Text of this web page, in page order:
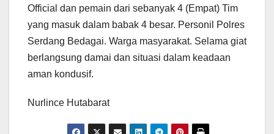
Official dan pemain dari sebanyak 4 (Empat) Tim
yang masuk dalam babak 4 besar. Personil Polres
Serdang Bedagai. Warga masyarakat. Selama giat
berlangsung damai dan situasi dalam keadaan
aman kondusif.
Nurlince Hutabarat